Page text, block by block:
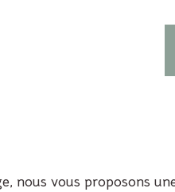
nous vous proposons